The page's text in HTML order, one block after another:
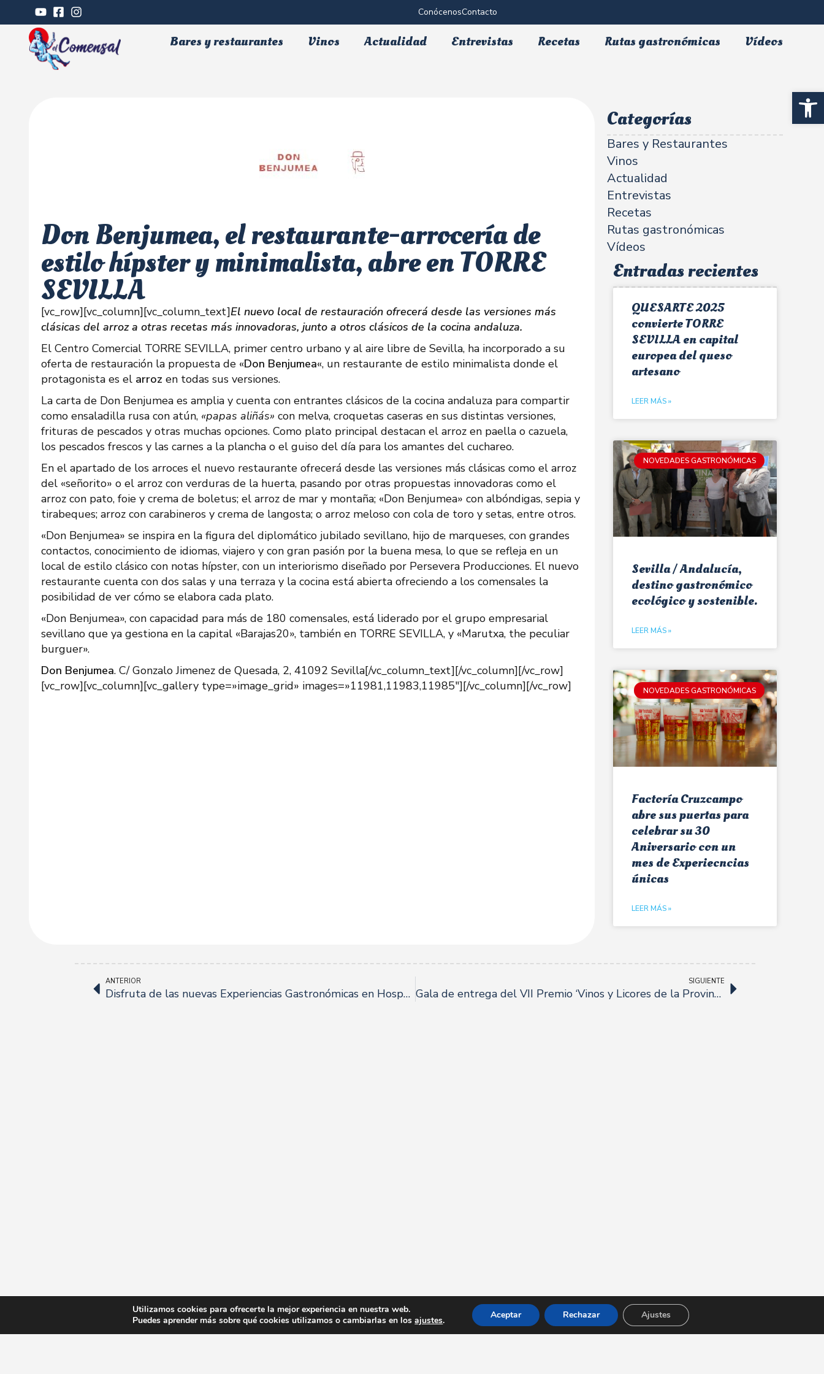
Abrir
ConócenosContacto
Bares y restaurantes Vinos Actualidad Entrevistas Recetas Rutas gastronómicas Vídeos
Don Benjumea, el restaurante-arrocería de
estilo hípster y minimalista, abre en TORRE
SEVILLA
[vc_row][vc_column][vc_column_text]El nuevo local de restauración ofrecerá desde las versiones más
clásicas del arroz a otras recetas más innovadoras, junto a otros clásicos de la cocina andaluza.
El Centro Comercial TORRE SEVILLA, primer centro urbano y al aire libre de Sevilla, ha incorporado a su
oferta de restauración la propuesta de «Don Benjumea«, un restaurante de estilo minimalista donde el
protagonista es el arroz en todas sus versiones.
La carta de Don Benjumea es amplia y cuenta con entrantes clásicos de la cocina andaluza para compartir
como ensaladilla rusa con atún, «papas aliñás» con melva, croquetas caseras en sus distintas versiones,
frituras de pescados y otras muchas opciones. Como plato principal destacan el arroz en paella o cazuela,
los pescados frescos y las carnes a la plancha o el guiso del día para los amantes del cuchareo.
En el apartado de los arroces el nuevo restaurante ofrecerá desde las versiones más clásicas como el arroz
del «señorito» o el arroz con verduras de la huerta, pasando por otras propuestas innovadoras como el
arroz con pato, foie y crema de boletus; el arroz de mar y montaña; «Don Benjumea» con albóndigas, sepia y
tirabeques; arroz con carabineros y crema de langosta; o arroz meloso con cola de toro y setas, entre otros.
«Don Benjumea» se inspira en la figura del diplomático jubilado sevillano, hijo de marqueses, con grandes
contactos, conocimiento de idiomas, viajero y con gran pasión por la buena mesa, lo que se refleja en un
local de estilo clásico con notas hípster, con un interiorismo diseñado por Persevera Producciones. El nuevo
restaurante cuenta con dos salas y una terraza y la cocina está abierta ofreciendo a los comensales la
posibilidad de ver cómo se elabora cada plato.
«Don Benjumea», con capacidad para más de 180 comensales, está liderado por el grupo empresarial
sevillano que ya gestiona en la capital «Barajas20», también en TORRE SEVILLA, y «Marutxa, the peculiar
burguer».
Don Benjumea. C/ Gonzalo Jimenez de Quesada, 2, 41092 Sevilla[/vc_column_text][/vc_column][/vc_row]
[vc_row][vc_column][vc_gallery type=»image_grid» images=»11981,11983,11985″][/vc_column][/vc_row]
Categorías
Bares y Restaurantes
Vinos
Actualidad
Entrevistas
Recetas
Rutas gastronómicas
Vídeos
Entradas recientes
QUESARTE 2025
convierte TORRE
SEVILLA en capital
europea del queso
artesano
LEER MÁS »
NOVEDADES GASTRONÓMICAS
Sevilla / Andalucía,
destino gastronómico
ecológico y sostenible.
LEER MÁS »
NOVEDADES GASTRONÓMICAS
Factoría Cruzcampo
abre sus puertas para
celebrar su 30
Aniversario con un
mes de Experiecncias
únicas
LEER MÁS »
ANTERIOR
Disfruta de las nuevas Experiencias Gastronómicas en Hospes Las Casas del Rey de Baeza.
SIGUIENTE
Gala de entrega del VII Premio ‘Vinos y Licores de la Provincia de Sevilla’
Utilizamos cookies para ofrecerte la mejor experiencia en nuestra web.
Puedes aprender más sobre qué cookies utilizamos o cambiarlas en losajustes. Aceptar Rechazar Ajustes